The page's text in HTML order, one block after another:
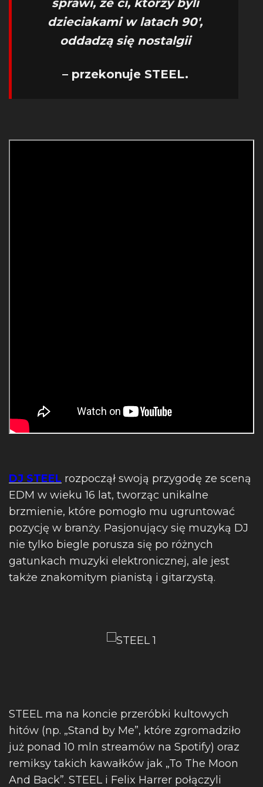
sprawi, że ci, którzy byli
dzieciakami w latach 90′,
oddadzą się nostalgii
– przekonuje STEEL.
DJ STEEL rozpoczął swoją przygodę ze sceną
EDM w wieku 16 lat, tworząc unikalne
brzmienie, które pomogło mu ugruntować
pozycję w branży. Pasjonujący się muzyką DJ
nie tylko biegle porusza się po różnych
gatunkach muzyki elektronicznej, ale jest
także znakomitym pianistą i gitarzystą.
STEEL ma na koncie przeróbki kultowych
hitów (np. „Stand by Me”, które zgromadziło
już ponad 10 mln streamów na Spotify) oraz
remiksy takich kawałków jak „To The Moon
And Back”. STEEL i Felix Harrer połączyli